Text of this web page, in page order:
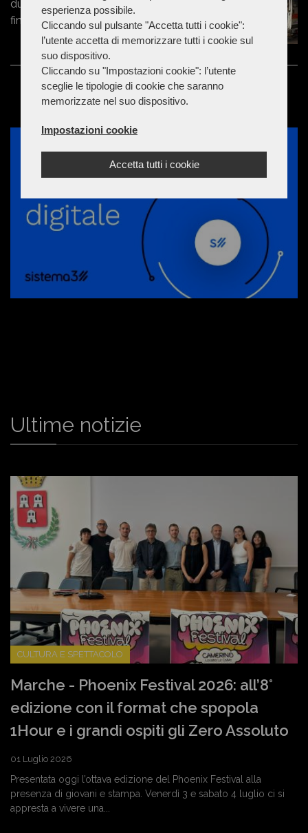
esperienza possibile.
Cliccando sul pulsante "Accetta tutti i cookie":
l’utente accetta di memorizzare tutti i cookie sul
suo dispositivo.
Cliccando su "Impostazioni cookie": l’utente
sceglie le tipologie di cookie che saranno
memorizzate nel suo dispositivo.
Impostazioni cookie
Accetta tutti i cookie
due ragazzini, ma viene colpito e
finisce in ospedale
Ultime notizie
CULTURA E SPETTACOLO
Marche - Phoenix Festival 2026: all’8°
edizione con il format che spopola
1Hour e i grandi ospiti gli Zero Assoluto
01 Luglio 2026
Presentata oggi l’ottava edizione del Phoenix Festival alla
presenza di giovani e stampa. Venerdì 3 e sabato 4 luglio ci si
appresta a vivere una...